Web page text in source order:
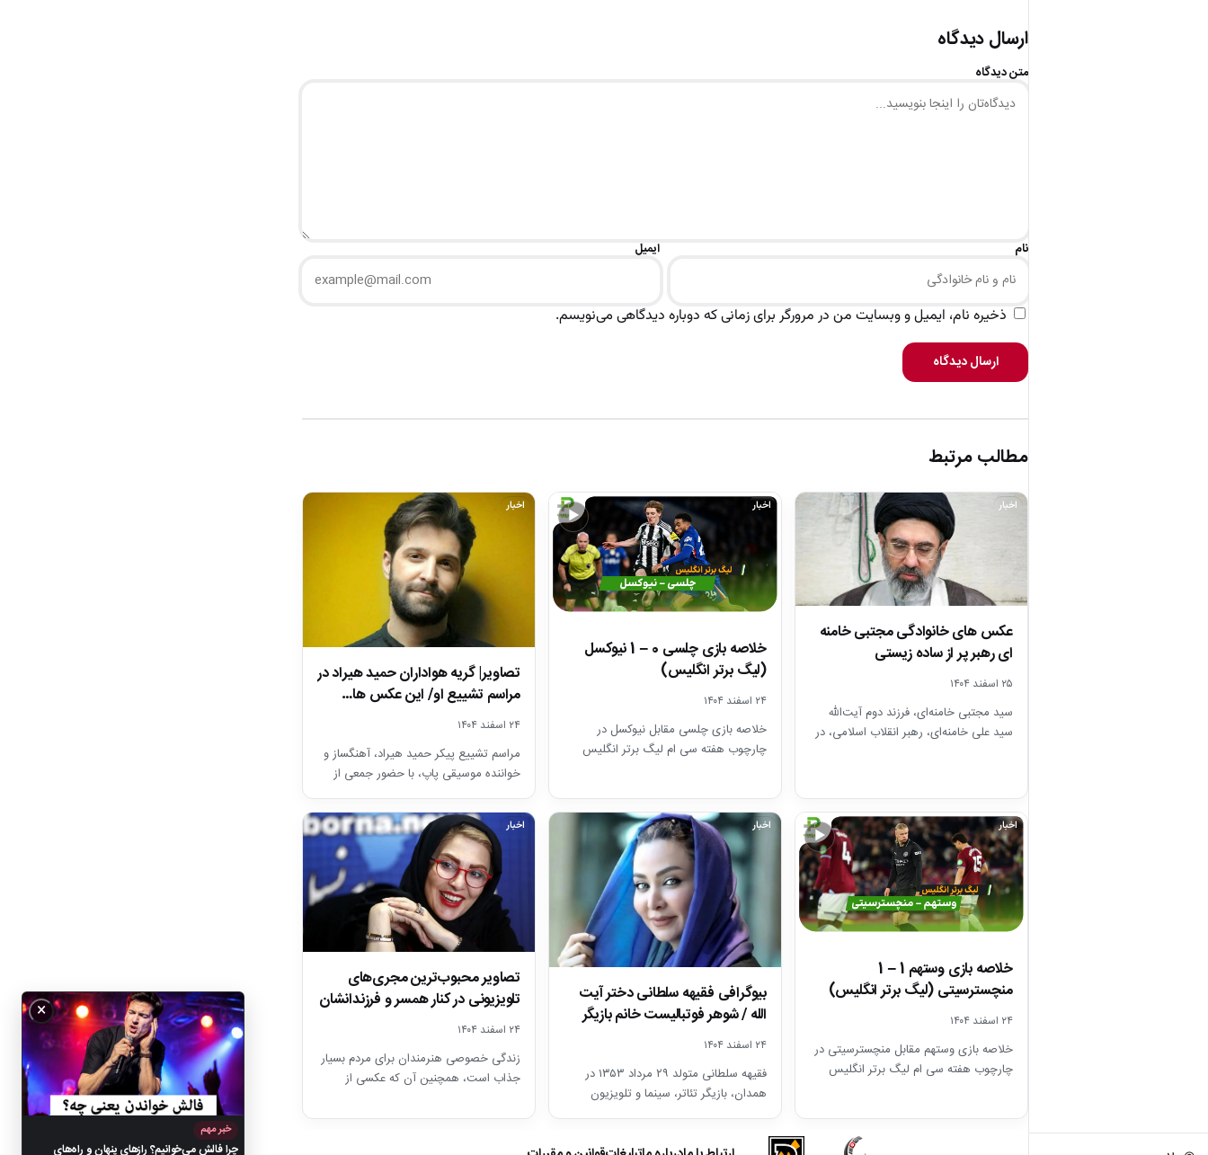
ارسال دیدگاه
متن دیدگاه
نام ایمیل
ذخیره نام، ایمیل و وبسایت من در مرورگر برای زمانی که دوباره دیدگاهی می‌نویسم.
ارسال دیدگاه
مطالب مرتبط
اخبار
عکس های خانوادگی مجتبی خامنه
ای رهبر پر از ساده زیستی
۲۵ اسفند ۱۴۰۴
سید مجتبی خامنه‌ای، فرزند دوم آیت‌الله
سید علی خامنه‌ای، رهبر انقلاب اسلامی، در
▶
اخبار
خلاصه بازی چلسی 0 – 1 نیوکسل
(لیگ برتر انگلیس)
۲۴ اسفند ۱۴۰۴
خلاصه بازی چلسی مقابل نیوکسل در
چارچوب هفته سی ام لیگ برتر انگلیس
اخبار
تصاویر| گریه هواداران حمید هیراد در
مراسم تشییع او/ این عکس ها…
۲۴ اسفند ۱۴۰۴
مراسم تشییع پیکر حمید هیراد، آهنگساز و
خواننده موسیقی پاپ، با حضور جمعی از
هنرمندان در قطعه هنرمندان…
▶
اخبار
خلاصه بازی وستهم 1 – 1
منچسترسیتی (لیگ برتر انگلیس)
۲۴ اسفند ۱۴۰۴
خلاصه بازی وستهم مقابل منچسترسیتی در
چارچوب هفته سی ام لیگ برتر انگلیس
اخبار
بیوگرافی فقیهه سلطانی دختر آیت
الله / شوهر فوتبالیست خانم بازیگر
را…
۲۴ اسفند ۱۴۰۴
فقیهه سلطانی متولد ۲۹ مرداد ۱۳۵۳ در
همدان، بازیگر تئاتر، سینما و تلویزیون
است. سلطانی یک دورهٔ بازیگری…
اخبار
تصاویر محبوب‌ترین مجری‌های
تلویزیونی در کنار همسر و فرزندانشان
+ بیوگرافی
۲۴ اسفند ۱۴۰۴
زندگی خصوصی هنرمندان برای مردم بسیار
جذاب است، همچنین آن که عکسی از
×
خبر مهم
چرا فالش می‌خوانیم؟ رازهای پنهان و راه‌های